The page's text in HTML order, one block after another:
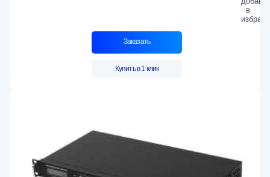
Заказать
Купить в 1 клик